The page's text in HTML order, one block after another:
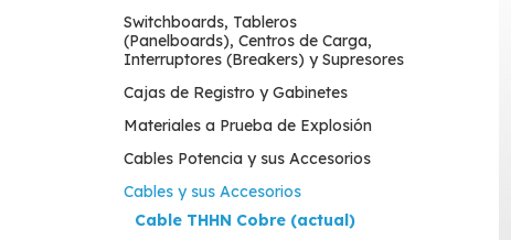
Switchboards, Tableros
(Panelboards), Centros de Carga,
Interruptores (Breakers) y Supresores
Cajas de Registro y Gabinetes
Materiales a Prueba de Explosión
Cables Potencia y sus Accesorios
Cables y sus Accesorios
Cable THHN Cobre (actual)